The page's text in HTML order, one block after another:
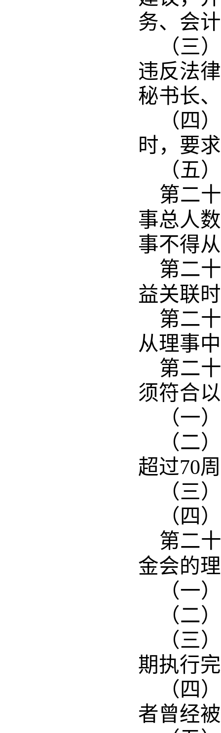
务、会
（三）
违反法
秘书长
（四）
时，要
（五）
第二
事总人
事不得
第二
益关联
第二
从理事
第二
须符合
（一）
（二）
超过70
（三）
（四）
第二
金会的
（一）
（二）
（三）
期执行
（四）
者曾经